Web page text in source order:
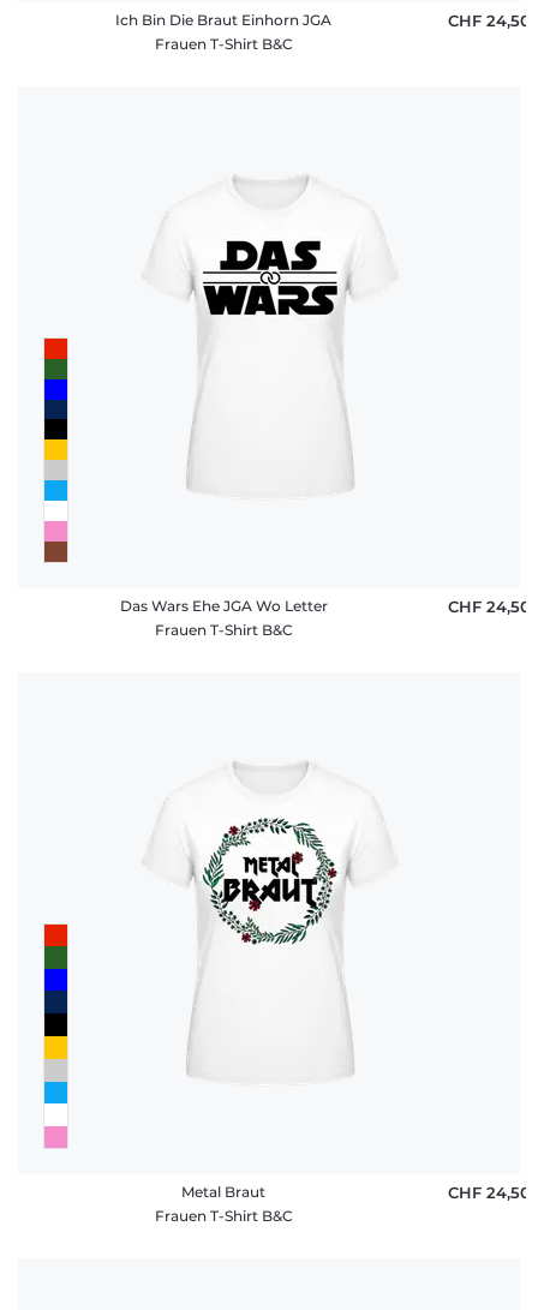
Ich Bin Die Braut Einhorn JGA
Frauen T-Shirt B&C
CHF 24,50
Das Wars Ehe JGA Wo Letter
Frauen T-Shirt B&C
CHF 24,50
Metal Braut
Frauen T-Shirt B&C
CHF 24,50